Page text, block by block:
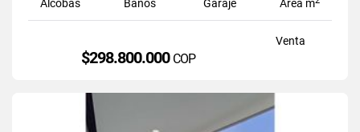
Alcobas Baños Garaje Área m
Venta
$298.800.000 COP